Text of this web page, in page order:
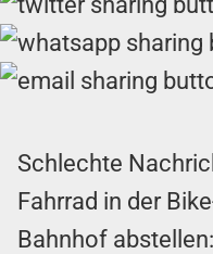
Schlechte
Fahrrad in der
Bahnhof